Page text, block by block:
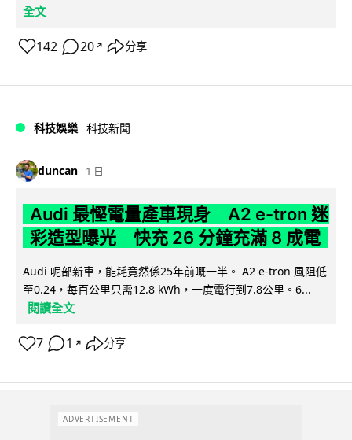
全文
142 20 ↗ 分享
科技娛樂 科技新聞
duncan 1 日
Audi 最慳電量產車現身 A2 e-tron 迷
彩造型曝光 快充 26 分鐘充滿 8 成電
Audi 呢部新車，能耗竟然係25年前嘅一半。 A2 e-tron 風阻低
至0.24，每百公里只需12.8 kWh，一度電行到7.8公里。6...
閱讀全文
7 1 ↗ 分享
ADVERTISEMENT